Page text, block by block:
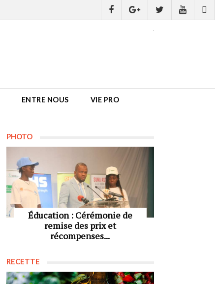
ENTRE NOUS VIE PRO
PHOTO
Éducation : Cérémonie de
remise des prix et
récompenses...
RECETTE